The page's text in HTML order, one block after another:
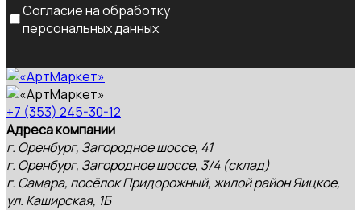
Согласие на обработку
персональных данных
+7 (353) 245-30-12
Адреса компании
г. Оренбург, Загородное шоссе, 41
г. Оренбург, Загородное шоссе, 3/4 (склад)
г. Самара, посёлок Придорожный, жилой район Яицкое,
ул. Каширская, 1Б